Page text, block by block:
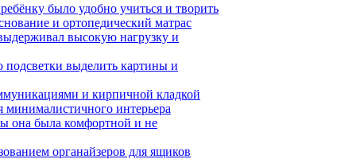
было удобно учиться и творить
и ортопедический матрас
высокую нагрузку и
подсветки выделить картины и
и кирпичной кладкой
интерьера
она была комфортной и не
органайзеров для ящиков